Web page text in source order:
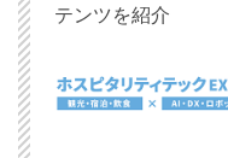
テンツを紹介